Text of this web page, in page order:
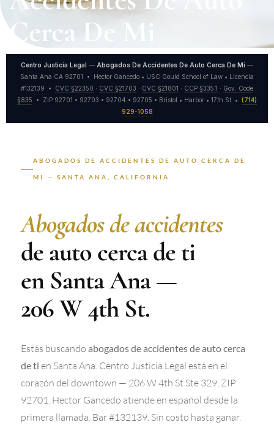
Cerca De Mi
Centro Justicia Legal — Abogados De Accidentes De Auto Cerca De Mi —
Santa Ana CA 92701 • Hector Gancedo • USC Gould School of Law • Licencia
#132139 • CVC §22350 · CVC §21703 · CVC §21801 · CCP §335.1 · Gov. Code
§835 • ZIP 92701 • 92703 • 92704 • 92705 • Bristol • Harbor • 17th St • (714)
929-1058
ABOGADOS DE ACCIDENTES DE AUTO CERCA DE
MI — SANTA ANA, CALIFORNIA
Abogados de accidentes
de auto cerca de ti
en Santa Ana —
206 W 4th St.
Estás buscando abogados de accidentes de auto cerca
de ti en Santa Ana. Centro Justicia Legal está en el
corazón del downtown — 206 W 4th St Ste 329, ZIP
92701. Hector Gancedo atiende en español desde la
primera llamada. Bar #132139. Sin costo hasta ganar.